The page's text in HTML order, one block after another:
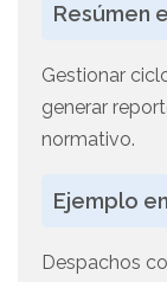
Resúmen
Gestionar
generar
normativo.
Ejemplo
Despachos